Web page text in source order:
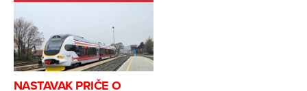
NASTAVAK PRIČE O